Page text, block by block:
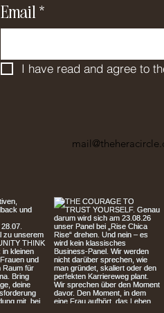
Email *
I have read and agree to